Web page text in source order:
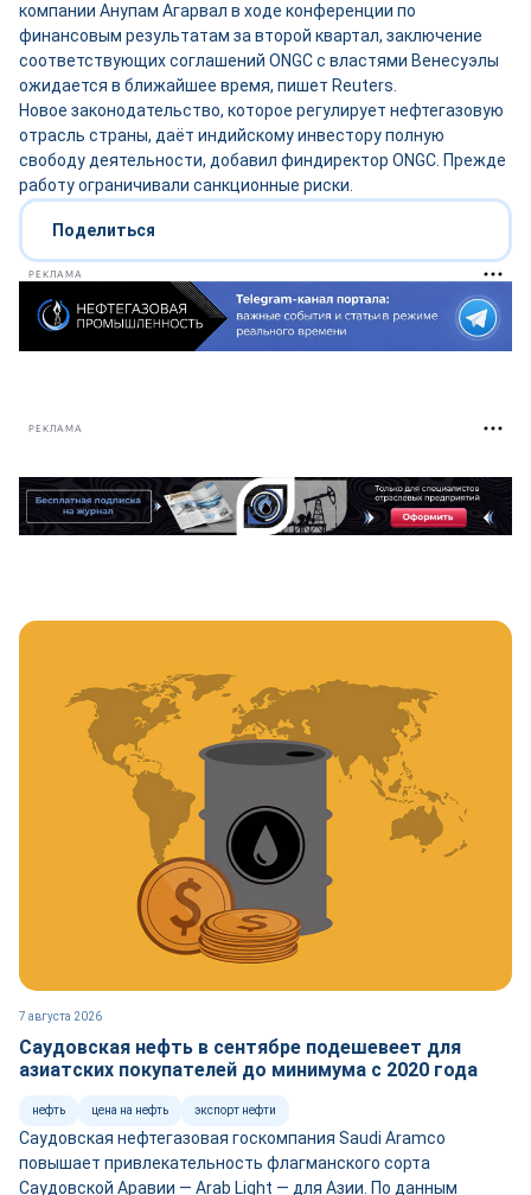
компании Анупам Агарвал в ходе конференции по
финансовым результатам за второй квартал, заключение
соответствующих соглашений ONGC с властями Венесуэлы
ожидается в ближайшее время, пишет Reuters.
Новое законодательство, которое регулирует нефтегазовую
отрасль страны, даёт индийскому инвестору полную
свободу деятельности, добавил финдиректор ONGC. Прежде
работу ограничивали санкционные риски.
Поделиться
РЕКЛАМА
РЕКЛАМА
7 августа 2026
Саудовская нефть в сентябре подешевеет для
азиатских покупателей до минимума с 2020 года
нефть цена на нефть экспорт нефти
Саудовская нефтегазовая госкомпания Saudi Aramco
повышает привлекательность флагманского сорта
Саудовской Аравии — Arab Light — для Азии. По данным